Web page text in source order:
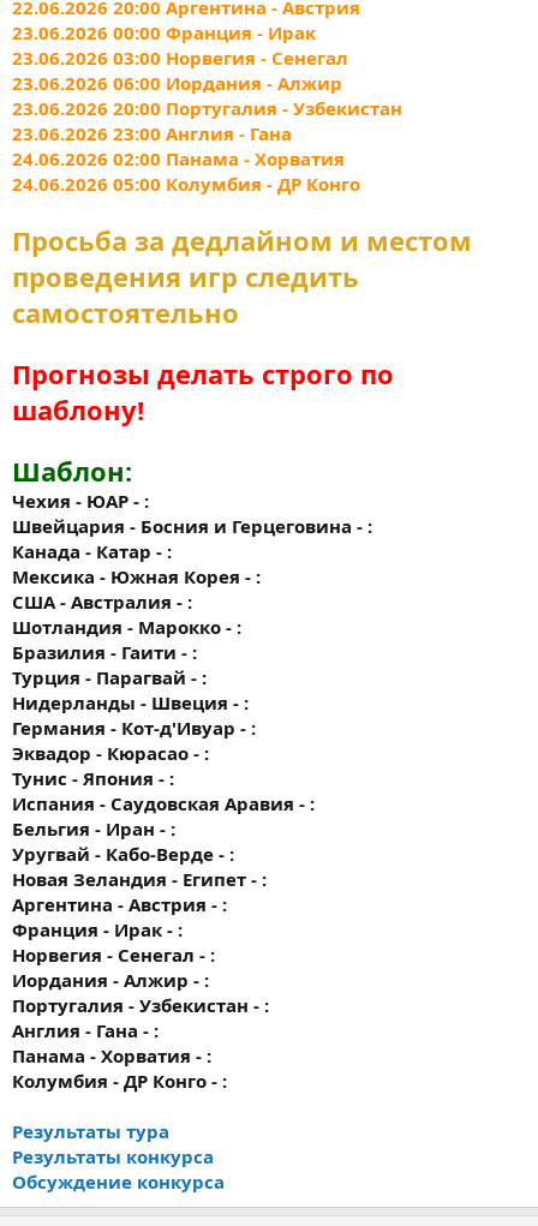
22.06.2026 20:00 Аргентина - Австрия
23.06.2026 00:00 Франция - Ирак
23.06.2026 03:00 Норвегия - Сенегал
23.06.2026 06:00 Иордания - Алжир
23.06.2026 20:00 Португалия - Узбекистан
23.06.2026 23:00 Англия - Гана
24.06.2026 02:00 Панама - Хорватия
24.06.2026 05:00 Колумбия - ДР Конго
Просьба за дедлайном и местом
проведения игр следить
самостоятельно
Прогнозы делать строго по
шаблону!
Шаблон:
Чехия - ЮАР - :
Швейцария - Босния и Герцеговина - :
Канада - Катар - :
Мексика - Южная Корея - :
США - Австралия - :
Шотландия - Марокко - :
Бразилия - Гаити - :
Турция - Парагвай - :
Нидерланды - Швеция - :
Германия - Кот-д'Ивуар - :
Эквадор - Кюрасао - :
Тунис - Япония - :
Испания - Саудовская Аравия - :
Бельгия - Иран - :
Уругвай - Кабо-Верде - :
Новая Зеландия - Египет - :
Аргентина - Австрия - :
Франция - Ирак - :
Норвегия - Сенегал - :
Иордания - Алжир - :
Португалия - Узбекистан - :
Англия - Гана - :
Панама - Хорватия - :
Колумбия - ДР Конго - :
Результаты тура
Результаты конкурса
Обсуждение конкурса